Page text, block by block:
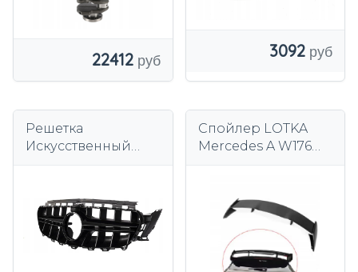
22412 3092
Решетка
Искусственный
Style 14-18 Черный
Спойлер LOTKA
Mercedes A W176